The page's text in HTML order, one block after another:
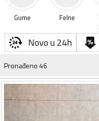
Gume Felne
Novo u 24h
Pronađeno46